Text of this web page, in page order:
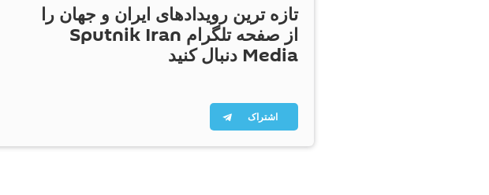
تازه ترین رویدادهای ایران و جهان را
از صفحه تلگرام Sputnik Iran
Media دنبال کنید
اشتراک